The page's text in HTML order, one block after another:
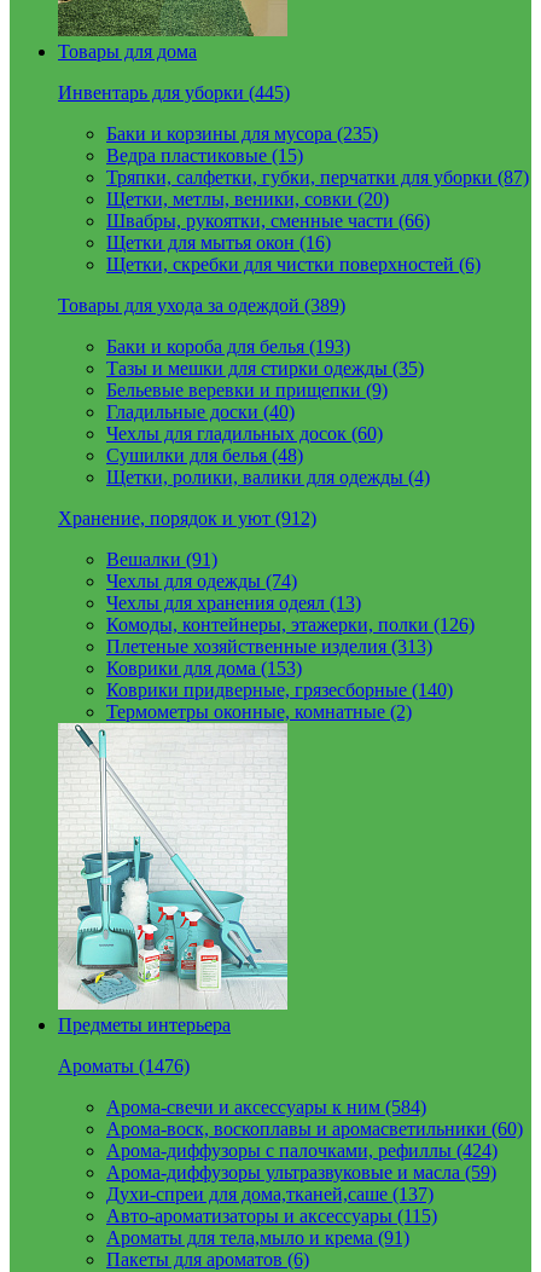
Товары для дома
Инвентарь для уборки (445)
Баки и корзины для мусора (235)
Ведра пластиковые (15)
Тряпки, салфетки, губки, перчатки для уборки (87)
Щетки, метлы, веники, совки (20)
Швабры, рукоятки, сменные части (66)
Щетки для мытья окон (16)
Щетки, скребки для чистки поверхностей (6)
Товары для ухода за одеждой (389)
Баки и короба для белья (193)
Тазы и мешки для стирки одежды (35)
Бельевые веревки и прищепки (9)
Гладильные доски (40)
Чехлы для гладильных досок (60)
Сушилки для белья (48)
Щетки, ролики, валики для одежды (4)
Хранение, порядок и уют (912)
Вешалки (91)
Чехлы для одежды (74)
Чехлы для хранения одеял (13)
Комоды, контейнеры, этажерки, полки (126)
Плетеные хозяйственные изделия (313)
Коврики для дома (153)
Коврики придверные, грязесборные (140)
Термометры оконные, комнатные (2)
Предметы интерьера
Ароматы (1476)
Арома-свечи и аксессуары к ним (584)
Арома-воск, воскоплавы и аромасветильники (60)
Арома-диффузоры с палочками, рефиллы (424)
Арома-диффузоры ультразвуковые и масла (59)
Духи-спреи для дома,тканей,саше (137)
Авто-ароматизаторы и аксессуары (115)
Ароматы для тела,мыло и крема (91)
Пакеты для ароматов (6)